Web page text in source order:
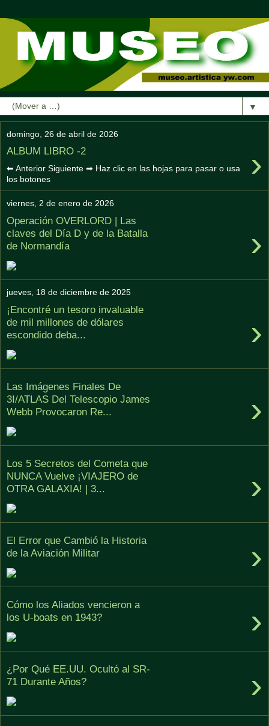
▼
domingo, 26 de abril de 2026
ALBUM LIBRO -2 ›
⬅ Anterior Siguiente ➡ Haz clic en las hojas para pasar o usa
los botones
viernes, 2 de enero de 2026
Operación OVERLORD | Las
claves del Día D y de la Batalla
de Normandía
›
jueves, 18 de diciembre de 2025
¡Encontré un tesoro invaluable
de mil millones de dólares
escondido deba...
›
Las Imágenes Finales De
3I/ATLAS Del Telescopio James
Webb Provocaron Re...
›
Los 5 Secretos del Cometa que
NUNCA Vuelve ¡VIAJERO de
OTRA GALAXIA! | 3...
›
El Error que Cambió la Historia
de la Aviación Militar
›
Cómo los Aliados vencieron a
los U-boats en 1943?
›
¿Por Qué EE.UU. Ocultó al SR-
71 Durante Años?
›